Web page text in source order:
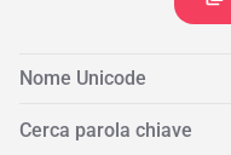
Nome Unicode
Cerca parola chiave